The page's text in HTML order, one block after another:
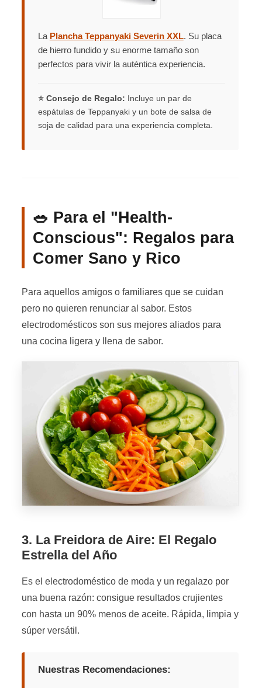
La Plancha Teppanyaki Severin XXL. Su placa
de hierro fundido y su enorme tamaño son
perfectos para vivir la auténtica experiencia.
⭐ Consejo de Regalo: Incluye un par de
espátulas de Teppanyaki y un bote de salsa de
soja de calidad para una experiencia completa.
🥗 Para el "Health-
Conscious": Regalos para
Comer Sano y Rico
Para aquellos amigos o familiares que se cuidan
pero no quieren renunciar al sabor. Estos
electrodomésticos son sus mejores aliados para
una cocina ligera y llena de sabor.
3. La Freidora de Aire: El Regalo
Estrella del Año
Es el electrodoméstico de moda y un regalazo por
una buena razón: consigue resultados crujientes
con hasta un 90% menos de aceite. Rápida, limpia y
súper versátil.
Nuestras Recomendaciones: